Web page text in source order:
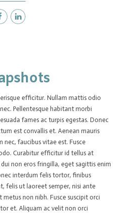
efficitur. Nullam mattis odio
Pellentesque habitant morbi
fames ac turpis egestas. Donec
est convallis et. Aenean mauris
nec, faucibus vitae est. Fusce
Curabitur efficitur id tellus at
non eros fringilla, eget sagittis enim
interdum felis tortor, finibus
felis ut laoreet semper, nisi ante
non nibh. Fusce suscipit orci
et. Aliquam ac velit non orci